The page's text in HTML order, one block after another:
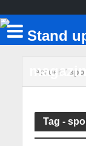
Accueil/
Tag -